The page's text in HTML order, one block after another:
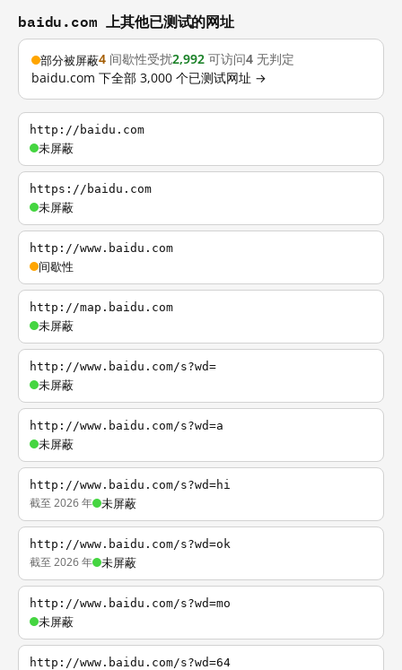
baidu.com 上其他已测试的网址
部分被屏蔽4 间歇性受扰2,992 可访问4 无判定
baidu.com 下全部 3,000 个已测试网址 →
http://baidu.com
未屏蔽
https://baidu.com
未屏蔽
http://www.baidu.com
间歇性
http://map.baidu.com
未屏蔽
http://www.baidu.com/s?wd=
未屏蔽
http://www.baidu.com/s?wd=a
未屏蔽
http://www.baidu.com/s?wd=hi
截至 2026 年 未屏蔽
http://www.baidu.com/s?wd=ok
截至 2026 年 未屏蔽
http://www.baidu.com/s?wd=mo
未屏蔽
http://www.baidu.com/s?wd=64